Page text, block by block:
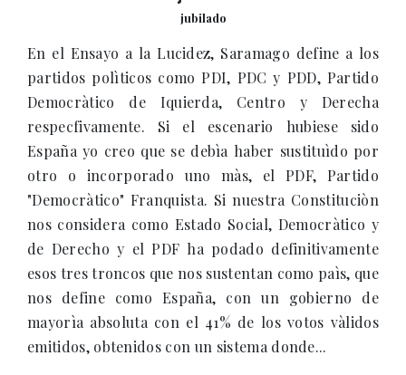
jubilado
En el Ensayo a la Lucidez, Saramago define a los
partidos polìticos como PDI, PDC y PDD, Partido
Democràtico de Iquierda, Centro y Derecha
respecfivamente. Si el escenario hubiese sido
España yo creo que se debìa haber sustituìdo por
otro o incorporado uno màs, el PDF, Partido
"Democràtico" Franquista. Si nuestra Constituciòn
nos considera como Estado Social, Democràtico y
de Derecho y el PDF ha podado definitivamente
esos tres troncos que nos sustentan como paìs, que
nos define como España, con un gobierno de
mayorìa absoluta con el 41% de los votos vàlidos
emitidos, obtenidos con un sistema donde...